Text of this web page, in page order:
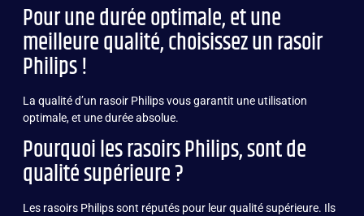
Pour une durée optimale, et une
meilleure qualité, choisissez un rasoir
Philips !
La qualité d’un rasoir Philips vous garantit une utilisation
optimale, et une durée absolue.
Pourquoi les rasoirs Philips, sont de
qualité supérieure ?
Les rasoirs Philips sont réputés pour leur qualité supérieure. Ils